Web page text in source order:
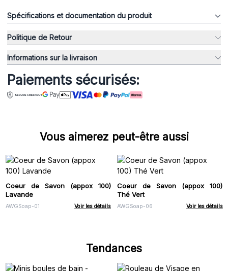
Spécifications et documentation du produit
Politique de Retour
Informations sur la livraison
Paiements sécurisés:
Vous aimerez peut-être aussi
Coeur de Savon (appox 100)
Lavande
AWGSoap-01 Voir les détails
Coeur de Savon (appox 100)
Thé Vert
AWGSoap-06 Voir les détails
Tendances